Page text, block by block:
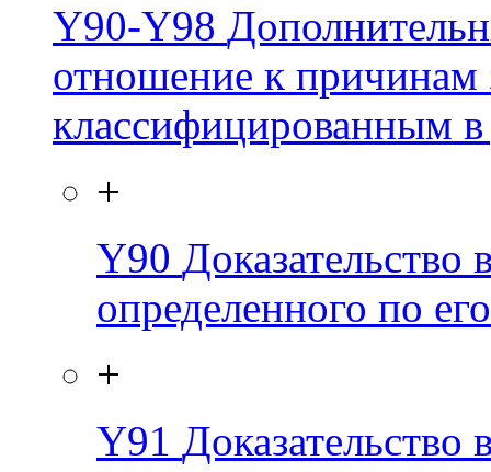
Y90-Y98
отношение к причинам
классифицированным
+
Y90 Доказательство
определенного по
+
Y91 Доказательство